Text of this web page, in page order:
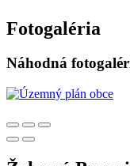
Fotogaléria
Náhodná